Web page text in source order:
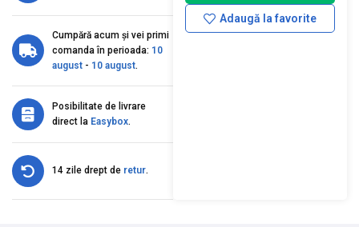
Cumpără acum și vei primi
comanda în perioada: 10
august - 10 august.
Posibilitate de livrare
direct la Easybox.
14 zile drept de retur.
Adaugă la favorite